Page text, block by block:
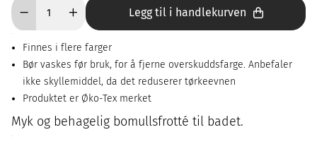
Legg til i handlekurven
Finnes i flere farger
Bør vaskes før bruk, for å fjerne overskuddsfarge. Anbefaler
ikke skyllemiddel, da det reduserer tørkeevnen
Produktet er Øko-Tex merket
Myk og behagelig bomullsfrotté til badet.